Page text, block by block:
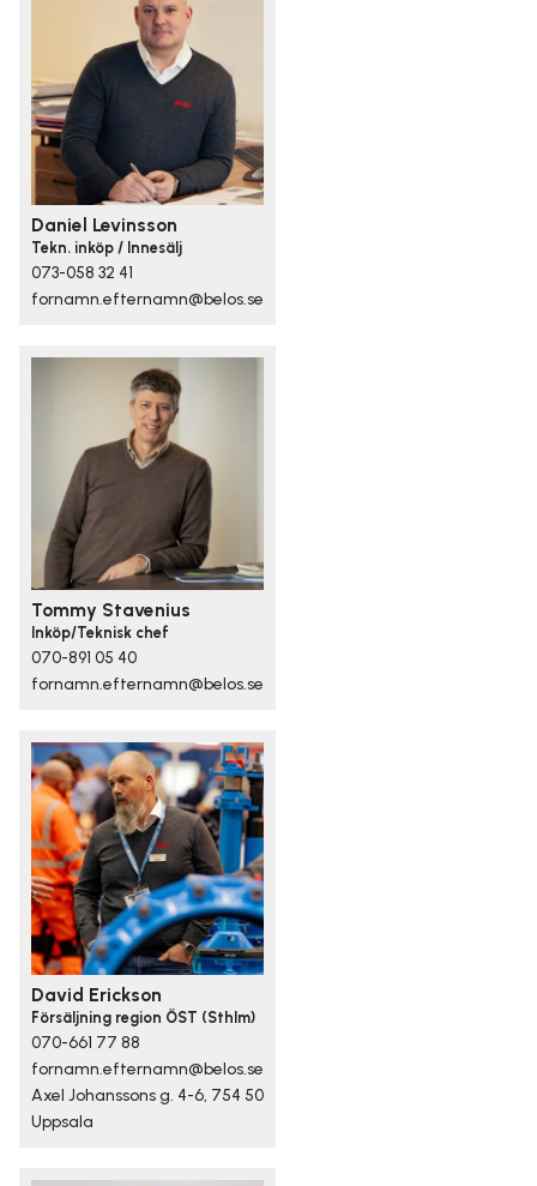
Daniel Levinsson
Tekn. inköp / Innesälj
073-058 32 41
fornamn.efternamn@belos.se
Tommy Stavenius
Inköp/Teknisk chef
070-891 05 40
fornamn.efternamn@belos.se
David Erickson
Försäljning region ÖST (Sthlm)
070-661 77 88
fornamn.efternamn@belos.se
Axel Johanssons g. 4-6, 754 50
Uppsala